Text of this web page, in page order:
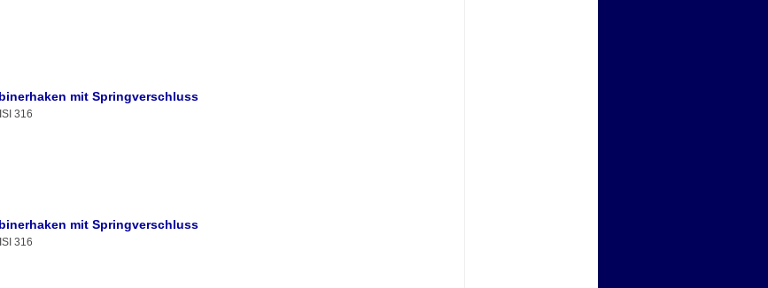
mit Springverschluss
316
mit Springverschluss
316